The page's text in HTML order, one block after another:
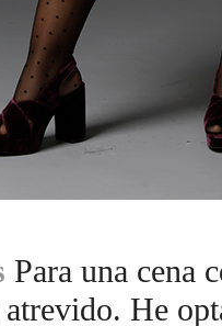
Para una cena
He